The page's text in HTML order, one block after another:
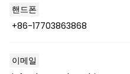
핸드폰
+86-17703863868
이메일